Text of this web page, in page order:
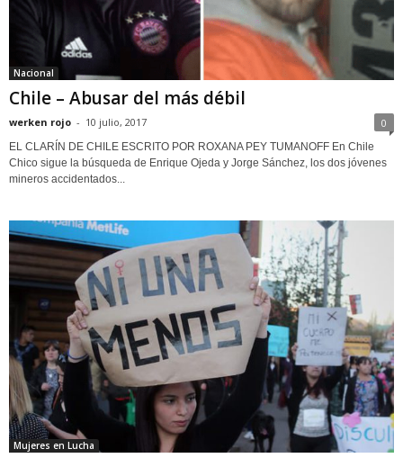
Nacional
Chile – Abusar del más débil
werken rojo - 10 julio, 2017 0
EL CLARÍN DE CHILE ESCRITO POR ROXANA PEY TUMANOFF En Chile
Chico sigue la búsqueda de Enrique Ojeda y Jorge Sánchez, los dos jóvenes
mineros accidentados...
Mujeres en Lucha